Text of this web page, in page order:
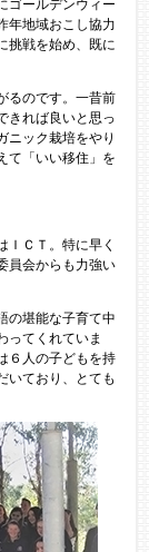
ゴールデンウィー
年地域おこし協力
挑戦を始め、既に
るのです。一昔前
きれば良いと思っ
ニック栽培をやり
て「いい移住」を
ＩＣＴ。特に早く
員会からも力強い
の堪能な子育て中
ってくれていま
６人の子どもを持
いており、とても